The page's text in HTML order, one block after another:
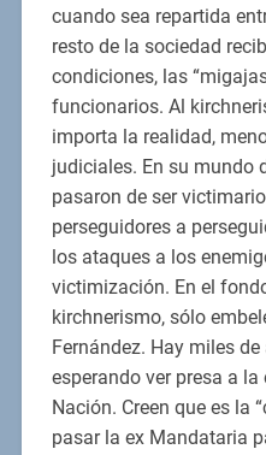
cuando sea repartida
resto de la sociedad
condiciones, las
funcionarios. Al
importa la realidad,
judiciales. En su mundo
pasaron de ser
perseguidores a
los ataques a los
victimización. En el
kirchnerismo, sólo
Fernández. Hay miles
esperando ver presa a la
Nación. Creen que es la
pasar la ex Mandataria